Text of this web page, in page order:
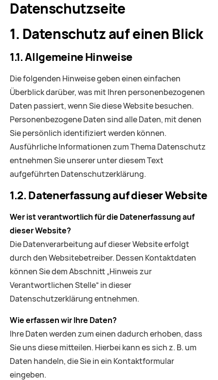
Datenschutzseite
1. Datenschutz auf einen Blick
1.1. Allgemeine Hinweise
Die folgenden Hinweise geben einen einfachen
Überblick darüber, was mit Ihren personenbezogenen
Daten passiert, wenn Sie diese Website besuchen.
Personenbezogene Daten sind alle Daten, mit denen
Sie persönlich identifiziert werden können.
Ausführliche Informationen zum Thema Datenschutz
entnehmen Sie unserer unter diesem Text
aufgeführten Datenschutzerklärung.
1.2. Datenerfassung auf dieser Website
Wer ist verantwortlich für die Datenerfassung auf
dieser Website?
Die Datenverarbeitung auf dieser Website erfolgt
durch den Websitebetreiber. Dessen Kontaktdaten
können Sie dem Abschnitt „Hinweis zur
Verantwortlichen Stelle“ in dieser
Datenschutzerklärung entnehmen.
Wie erfassen wir Ihre Daten?
Ihre Daten werden zum einen dadurch erhoben, dass
Sie uns diese mitteilen. Hierbei kann es sich z. B. um
Daten handeln, die Sie in ein Kontaktformular
eingeben.